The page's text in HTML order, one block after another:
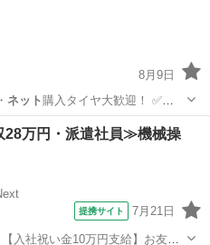
8月9日
ネット購入タイヤ大歓迎！ ✅
ヤ、ホイール タイヤ
万円・派遣社員≫機械操
提携サイト 7月21日
入社祝い金10万円支給】お友達